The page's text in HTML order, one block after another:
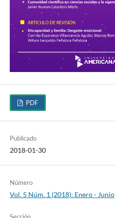
PDF
Publicado
2018-01-30
Número
Vol. 5 Núm. 1 (2018): Enero - Junio